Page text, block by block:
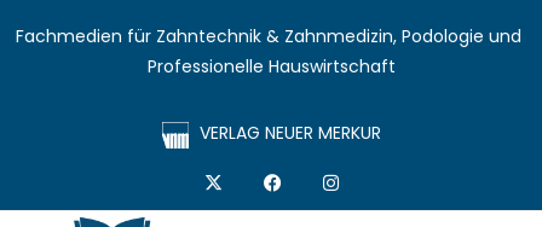
Fachmedien für Zahntechnik & Zahnmedizin, Podologie und
Professionelle Hauswirtschaft
VERLAG NEUER MERKUR